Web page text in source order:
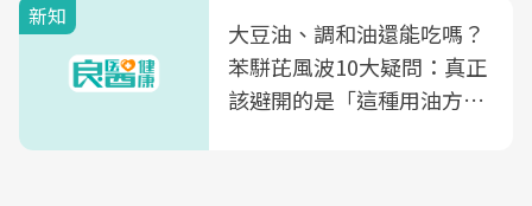
新知
大豆油、調和油還能吃嗎？
苯駢芘風波10大疑問：真正
該避開的是「這種用油方